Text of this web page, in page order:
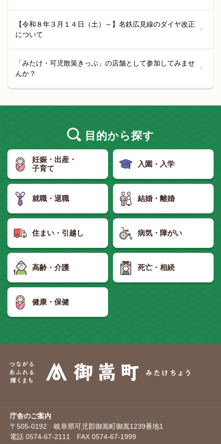
【令和８年３月１４日（土）～】名鉄広見線のダイヤ改正
について
「みたけ・可児散策きっぷ」の店舗として参加してみませ
んか？
目的から探す
妊娠・出産・
子育て
入園・入学
就職・退職 結婚・離婚
住まい・引越し 病気・障がい
高齢・介護 死亡・相続
健康・保健
庁舎のご案内
〒505-0192 岐阜県可児郡御嵩町御嵩1239番地1
電話 0574-67-2111 FAX 0574-67-1999